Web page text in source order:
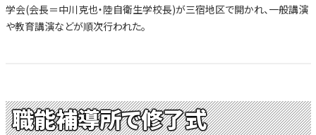
学会(会長＝中川克也・陸自衛生学校長)が三宿地区で開かれ、一般講演
や教育講演などが順次行われた。
職能補導所で修了式